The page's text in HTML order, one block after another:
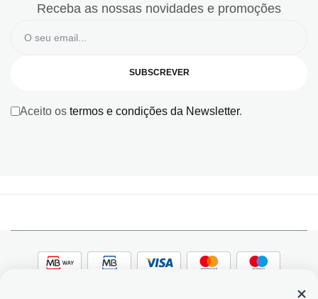
Receba as nossas novidades e promoções
SUBSCREVER
Aceito os termos e condições da Newsletter.